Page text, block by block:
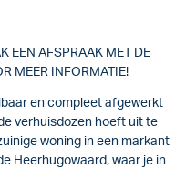
EEN AFSPRAAK MET DE
MEER INFORMATIE!
en compleet afgewerkt
verhuisdozen hoeft uit te
woning in een markant
Heerhugowaard, waar je in